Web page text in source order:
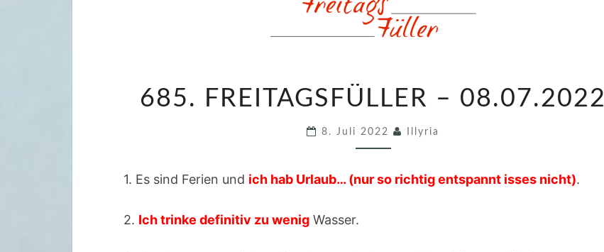
8
R
685. FREITAGSFÜLLER – 08.07.2022
8. Juli 2022 Illyria
1. Es sind Ferien und ich hab Urlaub… (nur so richtig entspannt isses nicht).
2. Ich trinke definitiv zu wenig Wasser.